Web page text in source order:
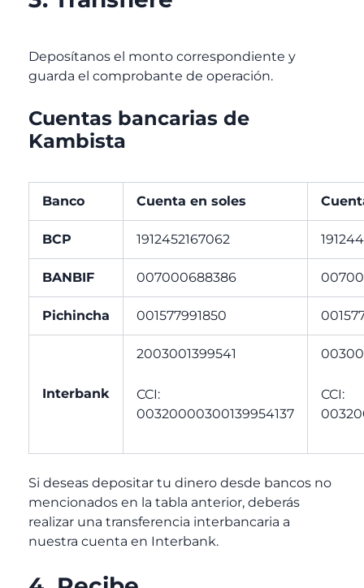
Deposítanos el monto correspondiente y
guarda el comprobante de operación.
Cuentas bancarias de
Kambista
Banco Cuenta en soles
BCP 1912452167062
BANBIF 007000688386
Pichincha 001577991850
Interbank
2003001399541
CCI:
00320000300139954137
CCI:
Si deseas depositar tu dinero desde bancos no
mencionados en la tabla anterior, deberás
realizar una transferencia interbancaria a
nuestra cuenta en Interbank.